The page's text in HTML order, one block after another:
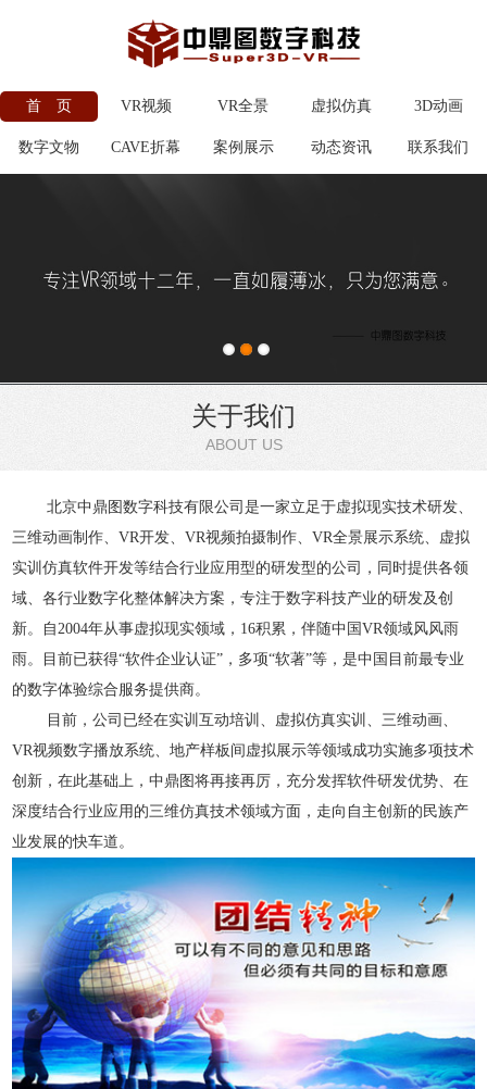
首 页 VR视频 VR全景 虚拟仿真 3D动画
数字文物 CAVE折幕 案例展示 动态资讯 联系我们
关于我们
ABOUT US
北京中鼎图数字科技有限公司是一家立足于虚拟现实技术研发、
三维动画制作、VR开发、VR视频拍摄制作 、VR全景展示系统、虚拟
实训仿真软件开发等结合行业应用型的研发型的公司，同时提供各领
域、各行业数字化整体解决方案，专注于数字科技产业的研发及创
新。
自2004年从事虚拟现实领域 ，16积累，伴随中国VR领域风风雨
雨。目前已获得“软件企业认证”， 多项“软著”等，是中国目前最专业
的数字体验综合服务提供商。
目前，公司已经在实训互动培训、虚拟仿真实训、三维动画、
VR视频数字播放系统、地产样板间虚拟展示等领域成功实施多项技术
创新，在此基础上，中鼎图将再接再厉，充分发挥软件研发优势、在
深度结合行业应用的三维仿真技术领域方面，走向自主创新的民族产
业发展的快车道。